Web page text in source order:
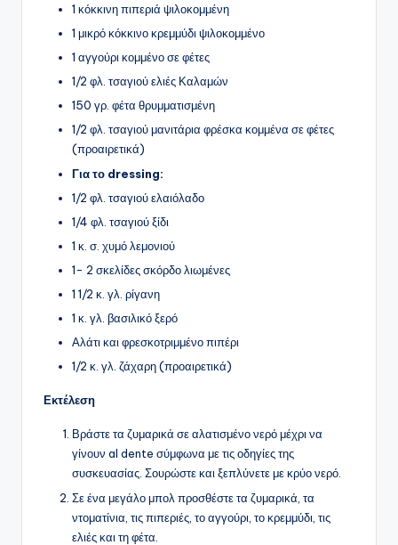
1 κόκκινη πιπεριά ψιλοκομμένη
1 μικρό κόκκινο κρεμμύδι ψιλοκομμένο
1 αγγούρι κομμένο σε φέτες
1/2 φλ. τσαγιού ελιές Καλαμών
150 γρ. φέτα θρυμματισμένη
1/2 φλ. τσαγιού μανιτάρια φρέσκα κομμένα σε φέτες
(προαιρετικά)
Για το dressing:
1/2 φλ. τσαγιού ελαιόλαδο
1/4 φλ. τσαγιού ξίδι
1 κ. σ. χυμό λεμονιού
1- 2 σκελίδες σκόρδο λιωμένες
1 1/2 κ. γλ. ρίγανη
1 κ. γλ. βασιλικό ξερό
Αλάτι και φρεσκοτριμμένο πιπέρι
1/2 κ. γλ. ζάχαρη (προαιρετικά)
Εκτέλεση
Βράστε τα ζυμαρικά σε αλατισμένο νερό μέχρι να
γίνουν al dente σύμφωνα με τις οδηγίες της
συσκευασίας. Σουρώστε και ξεπλύνετε με κρύο νερό.
Σε ένα μεγάλο μπολ προσθέστε τα ζυμαρικά, τα
ντοματίνια, τις πιπεριές, το αγγούρι, το κρεμμύδι, τις
ελιές και τη φέτα.